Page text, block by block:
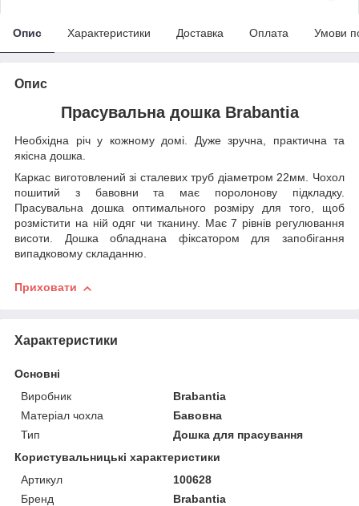
Опис Характеристики Доставка Оплата Умови
Опис
Прасувальна дошка Brabantia
Необхідна річ у кожному домі. Дуже зручна, практична та
якісна дошка.
Каркас виготовлений зі сталевих труб діаметром 22мм. Чохол
пошитий з бавовни та має поролонову підкладку.
Прасувальна дошка оптимального розміру для того, щоб
розмістити на ній одяг чи тканину. Має 7 рівнів регулювання
висоти. Дошка обладнана фіксатором для запобігання
випадковому складанню.
Приховати
Характеристики
Основні
Виробник
Brabantia
Матеріал чохла
Бавовна
Тип
Дошка для прасування
Користувальницькі характеристики
Артикул
100628
Бренд
Brabantia